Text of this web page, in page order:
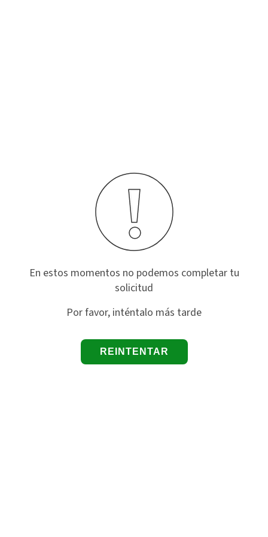
En estos momentos no podemos completar tu
solicitud
Por favor, inténtalo más tarde
REINTENTAR